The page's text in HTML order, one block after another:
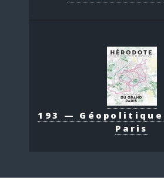
193 — Géopolitique
Paris